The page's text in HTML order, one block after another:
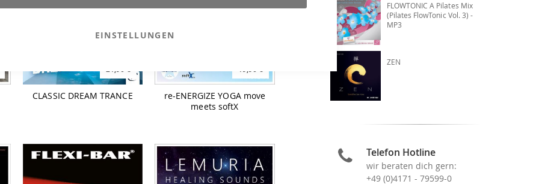
EINSTELLUNGEN
21,90 €
CLASSIC DREAM TRANCE
19,90 €
re-ENERGIZE YOGA move
meets softX
FLOWTONIC A Pilates Mix
(Pilates FlowTonic Vol. 3) -
MP3
ZEN
Telefon Hotline
wir beraten dich gern:
+49 (0)4171 - 79599-0